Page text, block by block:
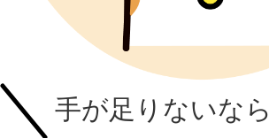
手が足りないなら